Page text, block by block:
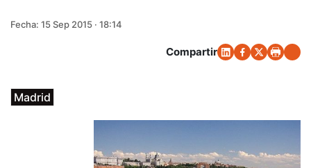
Fecha: 15 Sep 2015 · 18:14
Compartir
Madrid